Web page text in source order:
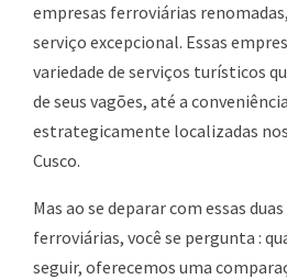
empresas ferroviárias
serviço excepcional. Essas
variedade de serviços turísticos
de seus vagões, até a
estrategicamente localizadas
Cusco.
Mas ao se deparar com essas
ferroviárias, você se pergunta :
seguir, oferecemos uma